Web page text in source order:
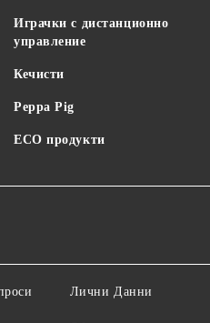
Играчки с дистанционно
управление
Кечисти
Peppa Pig
ECO продукти
Лични Данни